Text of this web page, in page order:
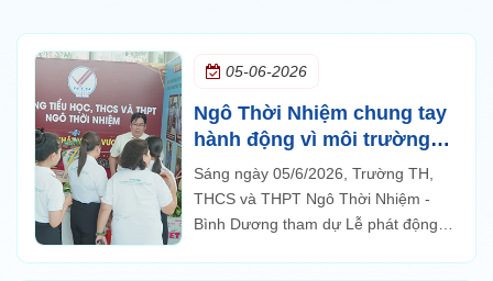
05-06-2026
Ngô Thời Nhiệm chung tay
hành động vì môi trường
xanh
Sáng ngày 05/6/2026, Trường TH,
THCS và THPT Ngô Thời Nhiệm -
Bình Dương tham dự Lễ phát động